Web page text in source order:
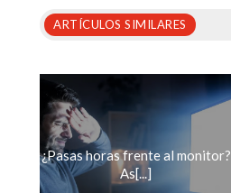
ARTÍCULOS SIMILARES
¿Pasas horas frente al monitor?
As[...]